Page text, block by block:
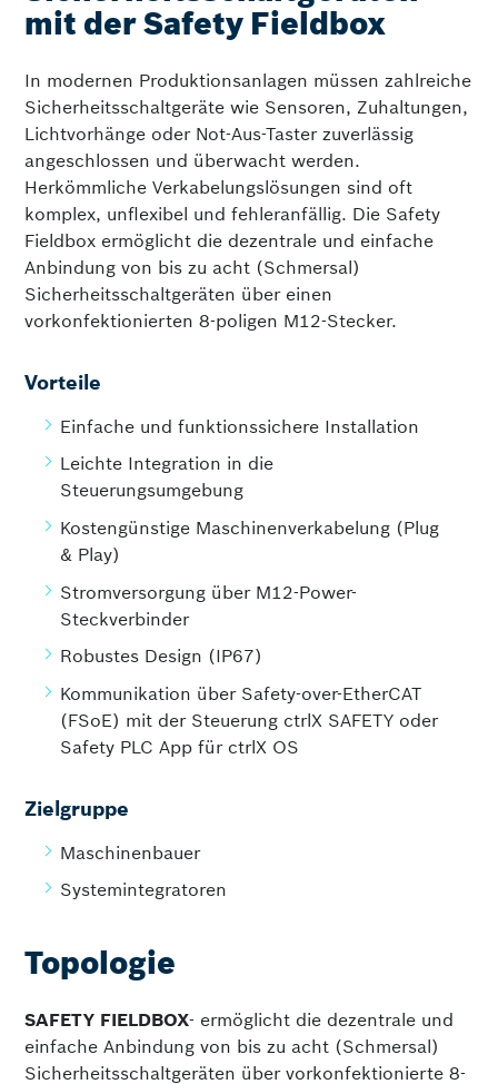
mit der Safety Fieldbox
In modernen Produktionsanlagen müssen zahlreiche
Sicherheitsschaltgeräte wie Sensoren, Zuhaltungen,
Lichtvorhänge oder Not-Aus-Taster zuverlässig
angeschlossen und überwacht werden.
Herkömmliche Verkabelungslösungen sind oft
komplex, unflexibel und fehleranfällig. Die Safety
Fieldbox ermöglicht die dezentrale und einfache
Anbindung von bis zu acht (Schmersal)
Sicherheitsschaltgeräten über einen
vorkonfektionierten 8-poligen M12-Stecker.
Vorteile
Einfache und funktionssichere Installation
Leichte Integration in die
Steuerungsumgebung
Kostengünstige Maschinenverkabelung (Plug
& Play)
Stromversorgung über M12-Power-
Steckverbinder
Robustes Design (IP67)
Kommunikation über Safety-over-EtherCAT
(FSoE) mit der Steuerung ctrlX SAFETY oder
Safety PLC App für ctrlX OS
Zielgruppe
Maschinenbauer
Systemintegratoren
Topologie
SAFETY FIELDBOX- ermöglicht die dezentrale und
einfache Anbindung von bis zu acht (Schmersal)
Sicherheitsschaltgeräten über vorkonfektionierte 8-